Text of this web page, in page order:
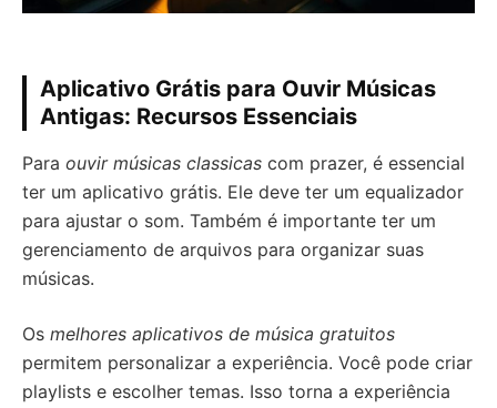
Aplicativo Grátis para Ouvir Músicas
Antigas: Recursos Essenciais
Para ouvir músicas classicas com prazer, é essencial
ter um aplicativo grátis. Ele deve ter um equalizador
para ajustar o som. Também é importante ter um
gerenciamento de arquivos para organizar suas
músicas.
Os melhores aplicativos de música gratuitos
permitem personalizar a experiência. Você pode criar
playlists e escolher temas. Isso torna a experiência